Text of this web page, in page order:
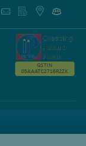
GSTIN
05AAATC2716R2ZK